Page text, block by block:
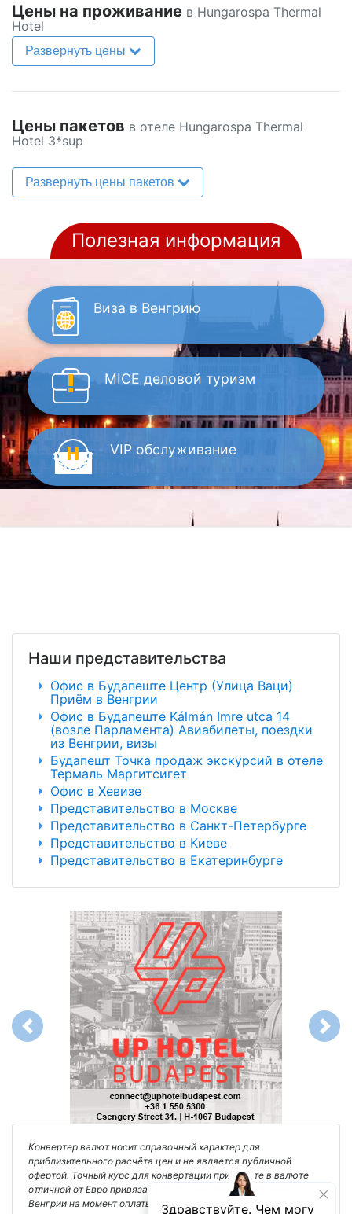
Цены на проживание в Hungarospa Thermal
Hotel
Развернуть цены
Цены пакетов в отеле Hungarospa Thermal
Hotel 3*sup
Развернуть цены пакетов
Полезная информация
Виза в Венгрию
MICE деловой туризм
VIP обслуживание
Наши представительства
Офис в Будапеште Центр (Улица Ваци)
Приём в Венгрии
Офис в Будапеште Kálmán Imre utca 14
(возле Парламента) Авиабилеты, поездки
из Венгрии, визы
Будапешт Точка продаж экскурсий в отеле
Термаль Маргитсигет
Офис в Хевизе
Представительство в Москве
Представительство в Санкт-Петербурге
Представительство в Киеве
Представительство в Екатеринбурге
Previous Next
Конвертер валют носит справочный характер для
приблизительного расчёта цен и не является публичной
офертой. Точный курс для конвертации при оплате в валюте
отличной от Евро привязан к курсу Национального Банка
Венгрии на момент оплаты. Уточняйте его в финансовом